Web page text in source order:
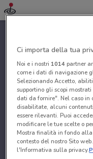
Ci importa della tua
Noi e i nostri 1014partner
come i dati di navigazione
Selezionando Accetto,
supportino gli scopi
dati da fornire". Nel caso in
disabilitate, alcuni
essere rilevanti. Puoi
modificare le tue scelte o
Mostra finalità in fondo
contesto del nostro Sito
l'Informativa sulla privacy.